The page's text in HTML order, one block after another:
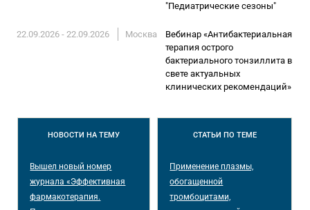
"Педиатрические сезоны"
22.09.2026 - 22.09.2026 Москва
Вебинар «Антибактериальная
терапия острого
бактериального тонзиллита в
свете актуальных
клинических рекомендаций»
НОВОСТИНА ТЕМУ
Вышел новый номер
журнала «Эффективная
фармакотерапия.
СТАТЬИ ПО ТЕМЕ
Применение плазмы,
обогащенной
тромбоцитами,